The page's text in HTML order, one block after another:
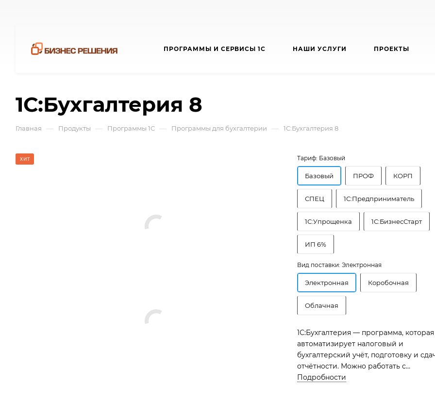
ПРОГРАММЫ И СЕРВИСЫ 1С НАШИ УСЛУГИ ПРОЕКТЫ
1С:Бухгалтерия 8
Главная — Продукты — Программы 1С — Программы для бухгалтерии — 1С:Бухгалтерия 8
ХИТ Тариф: Базовый
Базовый ПРОФ КОРП
СПЕЦ 1С:Предприниматель
1С:Упрощенка 1С:БизнесСтарт
ИП 6%
Вид поставки: Электронная
Электронная Коробочная
Облачная
1С:Бухгалтерия — программа, которая
автоматизирует налоговый и
бухгалтерский учёт, подготовку и
отчётности. Можно работать с
локальной версией на компьютере
Подробности